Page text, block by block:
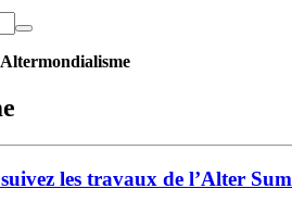
Altermondialisme
les travaux de l’Alter